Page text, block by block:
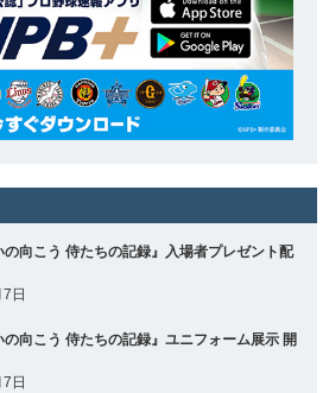
の向こう 侍たちの記録』入場者プレゼント配
日
の向こう 侍たちの記録』ユニフォーム展示 開
日